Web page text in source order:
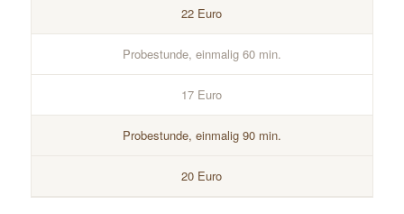
22 Euro
Probestunde, einmalig 60 min.
17 Euro
Probestunde, einmalig 90 min.
20 Euro